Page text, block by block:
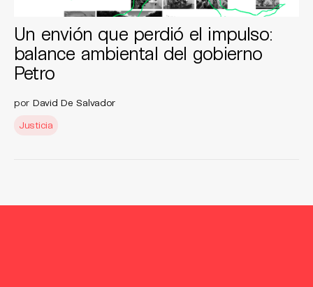
Un envión que perdió el impulso:
balance ambiental del gobierno
Petro
por David De Salvador
Justicia